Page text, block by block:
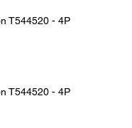
T544520 - 4P
T544520 - 4P